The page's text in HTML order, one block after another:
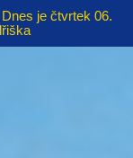
je čtvrtek 06.